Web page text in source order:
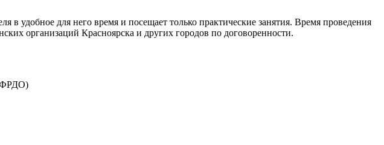
удобное для него время и посещает только практические занятия. Время проведения
организаций Красноярска и других городов по договоренности.
ФРДО)